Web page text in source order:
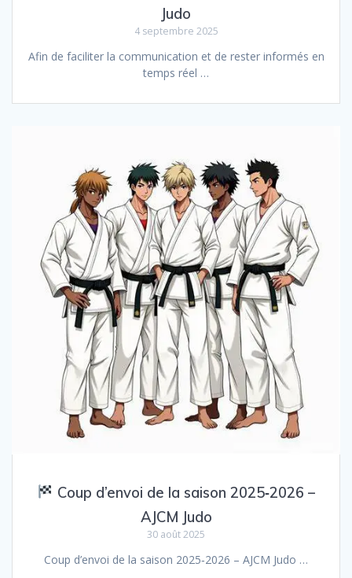
Judo
4 septembre 2025
Afin de faciliter la communication et de rester informés en
temps réel …
Coup d’envoi de la saison 2025‑2026 –
AJCM Judo
30 août 2025
Coup d’envoi de la saison 2025‑2026 – AJCM Judo …